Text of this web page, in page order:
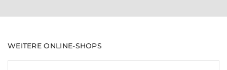
WEITERE ONLINE-SHOPS